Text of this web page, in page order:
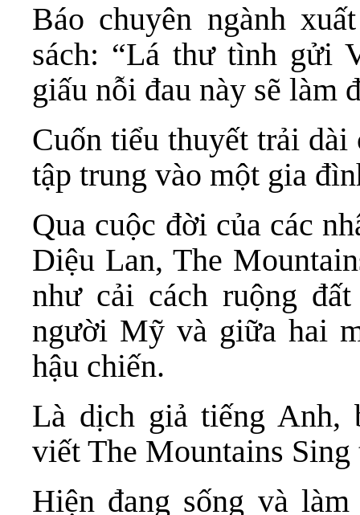
Báo chuyên ngành
sách: “Lá thư tình gửi
giấu nỗi đau này sẽ làm
Cuốn tiểu thuyết trải
tập trung vào một gia
Qua cuộc đời của các
Diệu Lan, The
như cải cách ruộng
người Mỹ và giữa hai
hậu chiến.
Là dịch giả tiếng Anh,
viết The Mountains
Hiện đang sống và